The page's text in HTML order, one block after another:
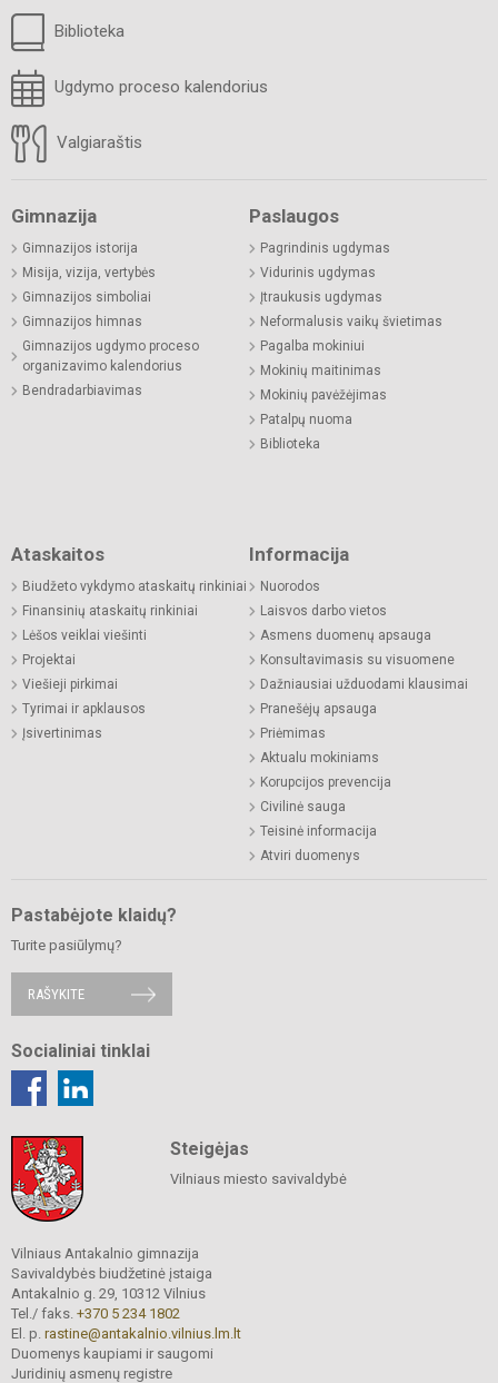
Biblioteka
Ugdymo proceso kalendorius
Valgiaraštis
Gimnazija
Gimnazijos istorija
Misija, vizija, vertybės
Gimnazijos simboliai
Gimnazijos himnas
Gimnazijos ugdymo proceso
organizavimo kalendorius
Bendradarbiavimas
Paslaugos
Pagrindinis ugdymas
Vidurinis ugdymas
Įtraukusis ugdymas
Neformalusis vaikų švietimas
Pagalba mokiniui
Mokinių maitinimas
Mokinių pavėžėjimas
Patalpų nuoma
Biblioteka
Ataskaitos
Biudžeto vykdymo ataskaitų rinkiniai
Finansinių ataskaitų rinkiniai
Lėšos veiklai viešinti
Projektai
Viešieji pirkimai
Tyrimai ir apklausos
Įsivertinimas
Informacija
Nuorodos
Laisvos darbo vietos
Asmens duomenų apsauga
Konsultavimasis su visuomene
Dažniausiai užduodami klausimai
Pranešėjų apsauga
Priėmimas
Aktualu mokiniams
Korupcijos prevencija
Civilinė sauga
Teisinė informacija
Atviri duomenys
Pastabėjote klaidų?
Turite pasiūlymų?
RAŠYKITE
Socialiniai tinklai
Steigėjas
Vilniaus miesto savivaldybė
Vilniaus Antakalnio gimnazija
Savivaldybės biudžetinė įstaiga
Antakalnio g. 29, 10312 Vilnius
Tel./ faks. +370 5 234 1802
El. p. rastine@antakalnio.vilnius.lm.lt
Duomenys kaupiami ir saugomi
Juridinių asmenų registre